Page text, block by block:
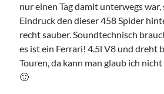
nur einen Tag damit unterwegs war,
Eindruck den dieser 458 Spider
recht sauber. Soundtechnisch
es ist ein Ferrari! 4.5l V8 und dreht
Touren, da kann man glaub ich
🙂